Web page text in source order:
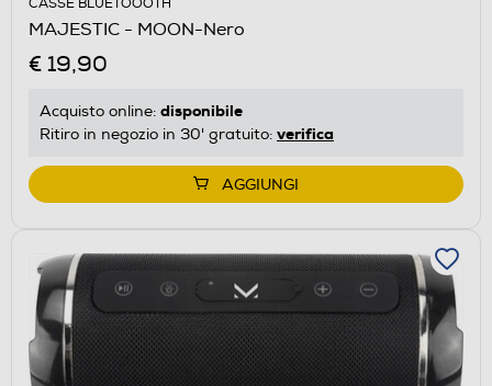
CASSE BLUETOOOTH
MAJESTIC - MOON-Nero
€ 19,90
Acquisto online: disponibile
Ritiro in negozio in 30' gratuito: verifica
AGGIUNGI